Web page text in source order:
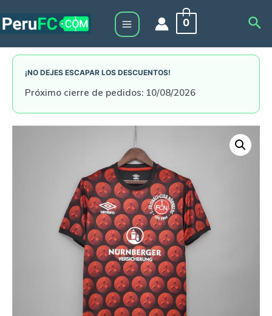
to
Main
Menu
0
¡NO DEJES ESCAPAR LOS DESCUENTOS!
Próximo cierre de pedidos: 10/08/2026